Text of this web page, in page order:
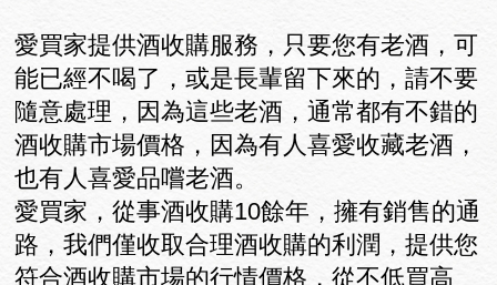
愛買家提供酒收購服務，只要您有老酒，可
能已經不喝了，或是長輩留下來的，請不要
隨意處理，因為這些老酒，通常都有不錯的
酒收購市場價格，因為有人喜愛收藏老酒，
也有人喜愛品嚐老酒。
愛買家，從事酒收購10餘年，擁有銷售的通
路，我們僅收取合理酒收購的利潤，提供您
符合酒收購市場的行情價格，從不低買高